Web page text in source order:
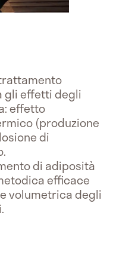
gli effetti degli
effetto
(produzione
di
di adiposità
efficace
volumetrica degli